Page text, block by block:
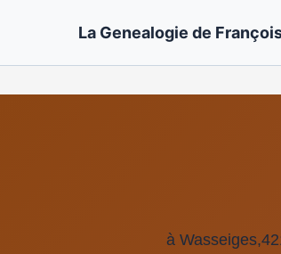
La Genealogie de
à